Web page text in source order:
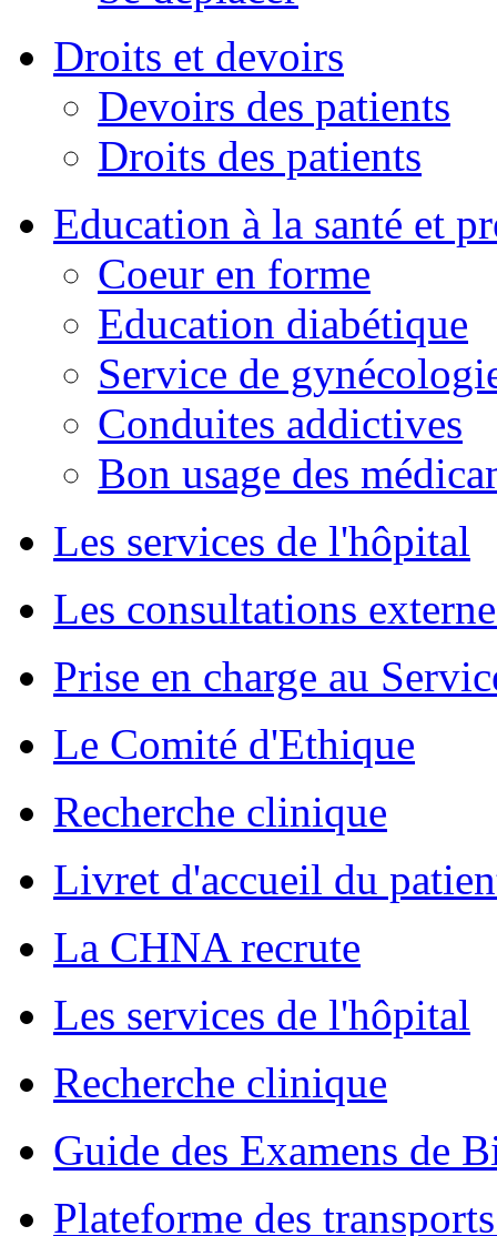
Droits et devoirs
Devoirs des patients
Droits des patients
Education à la santé et
Coeur en forme
Education diabétique
Service de
Conduites addictives
Bon usage des
Les services de l'hôpital
Les consultations
Prise en charge au
Le Comité d'Ethique
Recherche clinique
Livret d'accueil du
La CHNA recrute
Les services de l'hôpital
Recherche clinique
Guide des Examens de
Plateforme des